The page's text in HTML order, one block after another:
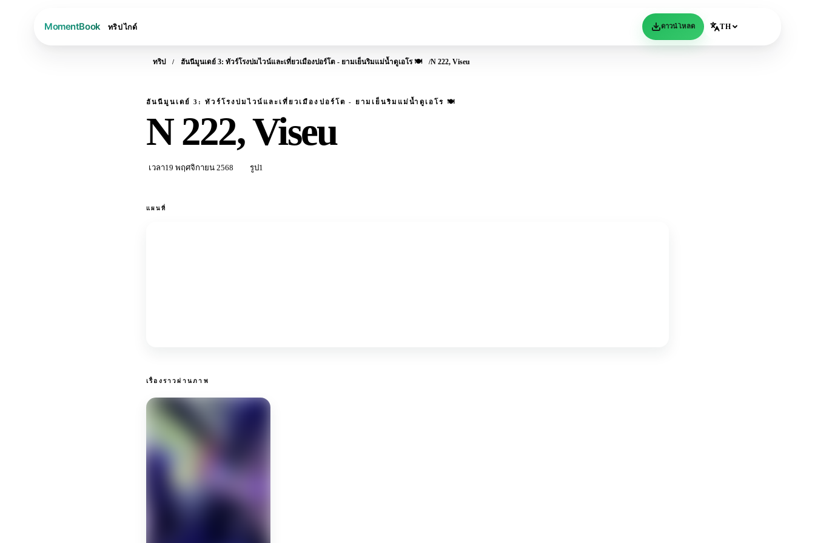
ทริปไกด์ ดาวน์โหลด TH
ทริป ฮันนีมูนเดย์ 3: ทัวร์โรงบ่มไวน์และเที่ยวเมืองปอร์โต - ยามเย็นริมแม่น้ำดูเอโร 🍽️ N 222, Viseu
ฮันนีมูนเดย์ 3: ทัวร์โรงบ่มไวน์และเที่ยวเมืองปอร์โต - ยามเย็นริมแม่น้ำดูเอโร 🍽️
N 222, Viseu
เวลา19 พฤศจิกายน 2568 รูป 1
แผนที่
เรื่องราวผ่านภาพ